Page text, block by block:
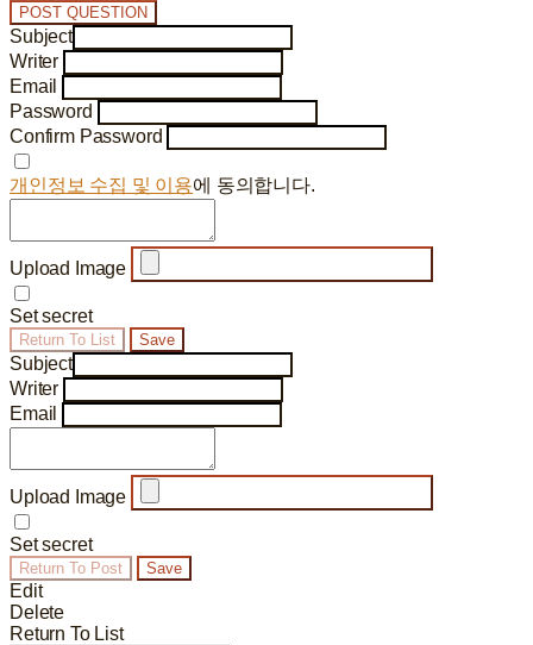
POST QUESTION
Subject
Writer
Email
Password
Confirm Password
개인정보 수집 및 이용에 동의합니다.
Upload Image
Set secret
Return To List Save
Subject
Writer
Email
Upload Image
Set secret
Return To Post Save
Edit
Delete
Return To List